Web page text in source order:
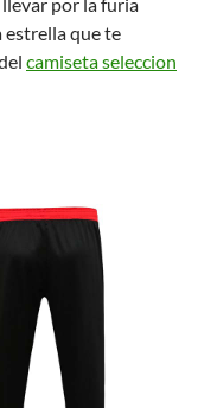
estrella que te
camiseta seleccion